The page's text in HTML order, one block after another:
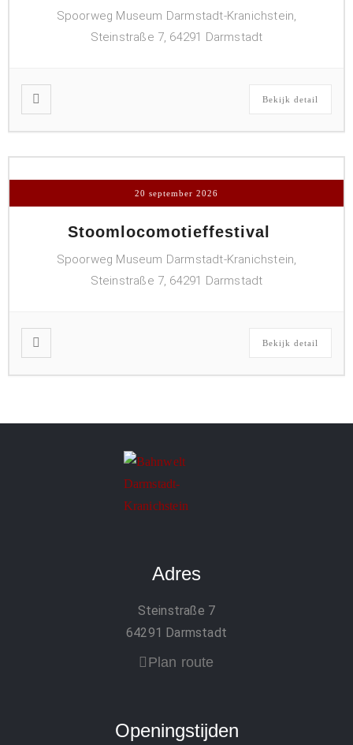
Spoorweg Museum Darmstadt-Kranichstein,
Steinstraße 7, 64291 Darmstadt
Bekijk detail
20 september 2026
Stoomlocomotieffestival
Spoorweg Museum Darmstadt-Kranichstein,
Steinstraße 7, 64291 Darmstadt
Bekijk detail
Adres
Steinstraße 7
64291 Darmstadt
Plan route
Openingstijden